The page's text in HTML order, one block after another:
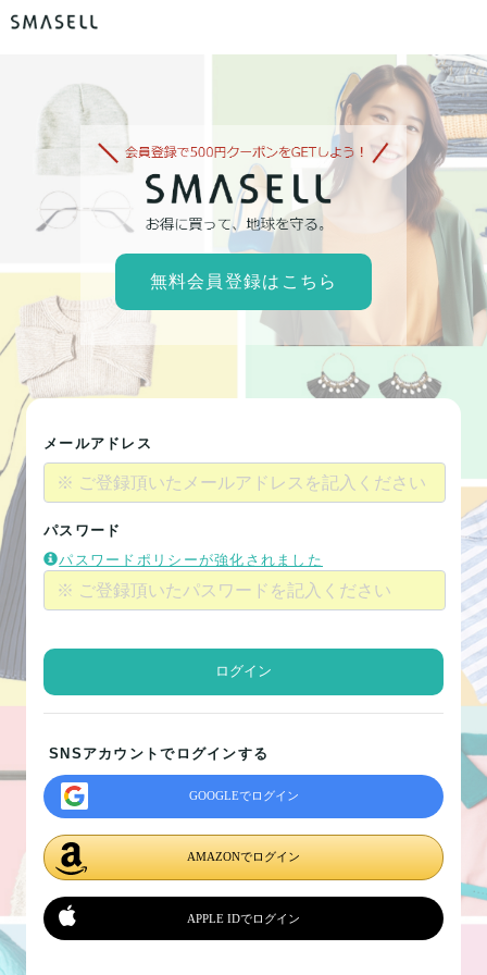
無料会員登録はこちら
メールアドレス
パスワード
パスワードポリシーが強化されました
ログイン
SNSアカウントでログインする
GOOGLEでログイン
AMAZONでログイン
APPLE IDでログイン